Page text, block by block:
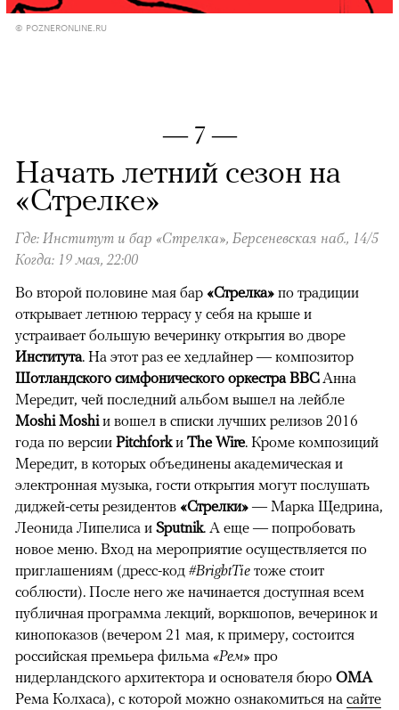
© POZNERONLINE.RU
— 7 —
Начать летний сезон на
«Стрелке»
Где: Институт и бар «Стрелка», Берсеневская наб., 14/5
Когда: 19 мая, 22:00
Во второй половине мая бар «Стрелка» по традиции
открывает летнюю террасу у себя на крыше и
устраивает большую вечеринку открытия во дворе
Института. На этот раз ее хедлайнер — композитор
Шотландского симфонического оркестра BBCАнна
Мередит, чей последний альбом вышел на лейбле
Moshi Moshiи вошел в списки лучших релизов 2016
года по версии Pitchforkи The Wire. Кроме композиций
Мередит, в которых объединены академическая и
электронная музыка, гости открытия могут послушать
диджей-сеты резидентов «Стрелки» — Марка Щедрина,
Леонида Липелиса и Sputnik. А еще — попробовать
новое меню. Вход на мероприятие осуществляется по
приглашениям (дресс-код #BrightTie тоже стоит
соблюсти). После него же начинается доступная всем
публичная программа лекций, воркшопов, вечеринок и
кинопоказов (вечером 21 мая, к примеру, состоится
российская премьера фильма «Рем» про
нидерландского архитектора и основателя бюро OMA
Рема Колхаса), с которой можно ознакомиться на сайте